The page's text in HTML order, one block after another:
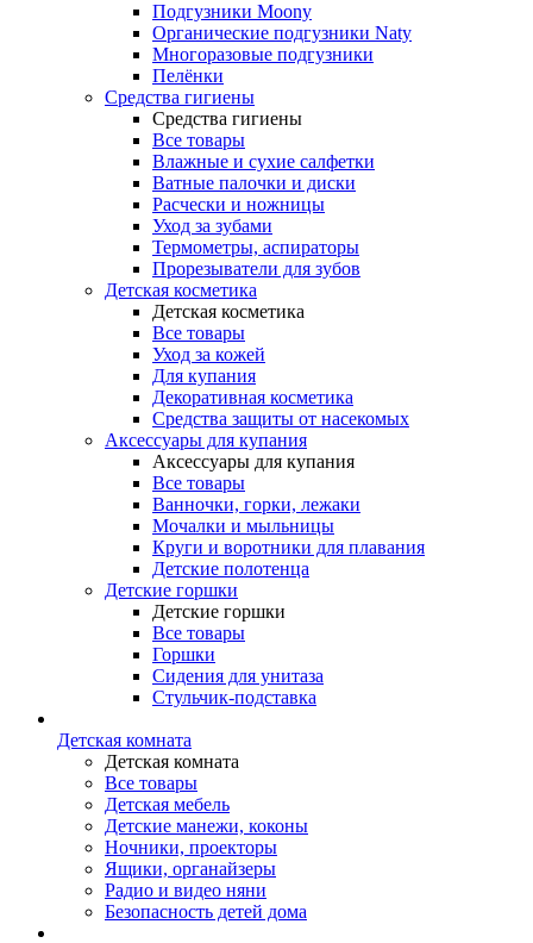
Подгузники Moony
Органические подгузники Naty
Многоразовые подгузники
Пелёнки
Средства гигиены
Средства гигиены
Все товары
Влажные и сухие салфетки
Ватные палочки и диски
Расчески и ножницы
Уход за зубами
Термометры, аспираторы
Прорезыватели для зубов
Детская косметика
Детская косметика
Все товары
Уход за кожей
Для купания
Декоративная косметика
Средства защиты от насекомых
Аксессуары для купания
Аксессуары для купания
Все товары
Ванночки, горки, лежаки
Мочалки и мыльницы
Круги и воротники для плавания
Детские полотенца
Детские горшки
Детские горшки
Все товары
Горшки
Сидения для унитаза
Стульчик-подставка
Детская комната
Детская комната
Все товары
Детская мебель
Детские манежи, коконы
Ночники, проекторы
Ящики, органайзеры
Радио и видео няни
Безопасность детей дома